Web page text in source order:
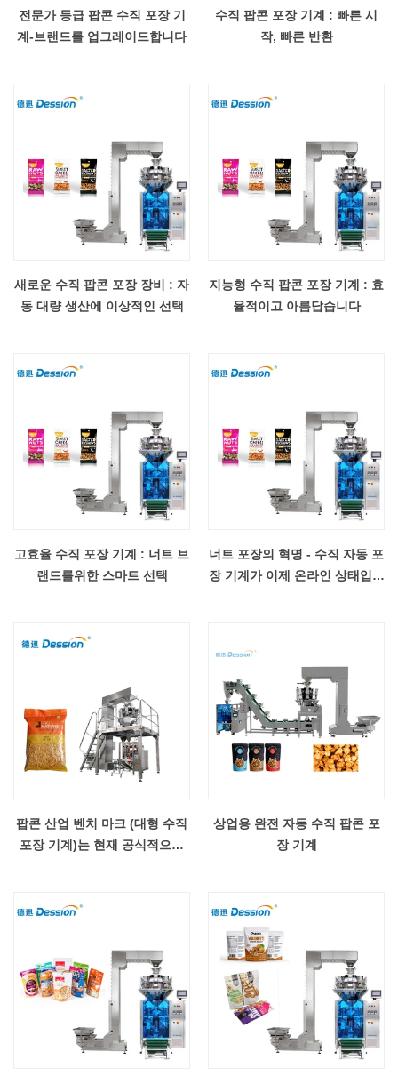
전문가 등급 팝콘 수직 포장 기
계-브랜드를 업그레이드합니다
수직 팝콘 포장 기계 : 빠른 시
작, 빠른 반환
새로운 수직 팝콘 포장 장비 : 자
동 대량 생산에 이상적인 선택
지능형 수직 팝콘 포장 기계 : 효
율적이고 아름답습니다
고효율 수직 포장 기계 : 너트 브
랜드를위한 스마트 선택
너트 포장의 혁명 - 수직 자동 포
장 기계가 이제 온라인 상태입니
팝콘 산업 벤치 마크 (대형 수직
포장 기계)는 현재 공식적으로
상업용 완전 자동 수직 팝콘 포
장 기계